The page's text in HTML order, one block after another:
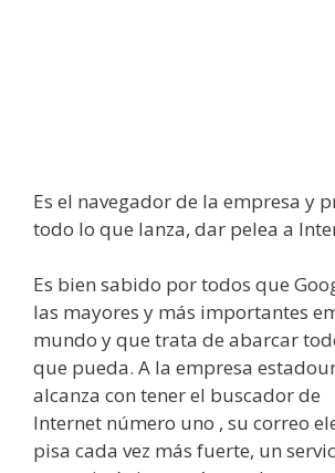
Es el navegador de la empresa y
todo lo que lanza, dar pelea a
Es bien sabido por todos que
las mayores y más importantes
mundo y que trata de abarcar
que pueda. A la empresa
alcanza con tener el buscador de
Internet número uno , su correo
pisa cada vez más fuerte, un